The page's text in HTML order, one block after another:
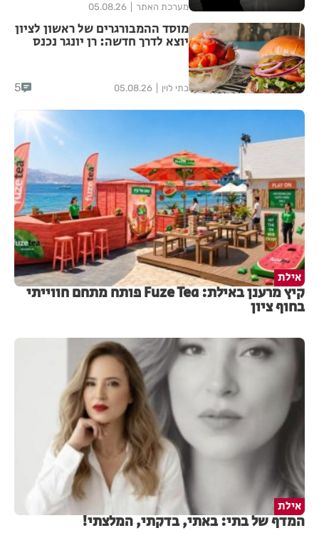
מערכת האתר 05.08.26
מוסד ההמבורגרים של ראשון לציון
יוצא לדרך חדשה: רן יונגר נכנס
בתי לוין 05.08.26
5
אילת
קיץ מרענן באילת: Fuze Tea פותח מתחם חווייתי
בחוף ציון
אילת
המדף של בתי: באתי, בדקתי, המלצתי!